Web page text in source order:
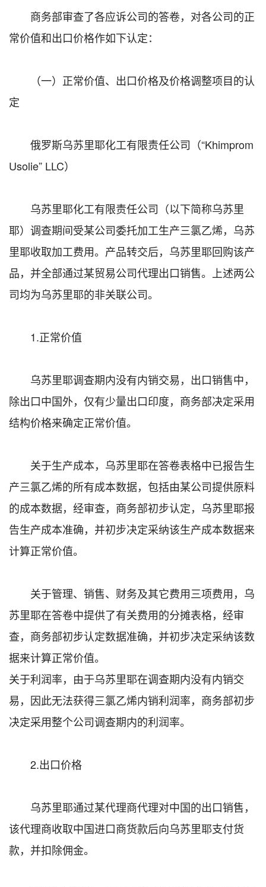
商务部审查了各应诉公司的答卷，对各公司的正
常价值和出口价格作如下认定：
（一）正常价值、出口价格及价格调整项目的认
定
俄罗斯乌苏里耶化工有限责任公司（“Khimprom
Usolie” LLC）
乌苏里耶化工有限责任公司（以下简称乌苏里
耶）调查期间受某公司委托加工生产三氯乙烯，乌苏
里耶收取加工费用。产品转交后，乌苏里耶回购该产
品，并全部通过某贸易公司代理出口销售。上述两公
司均为乌苏里耶的非关联公司。
1.正常价值
乌苏里耶调查期内没有内销交易，出口销售中，
除出口中国外，仅有少量出口印度，商务部决定采用
结构价格来确定正常价值。
关于生产成本，乌苏里耶在答卷表格中已报告生
产三氯乙烯的所有成本数据，包括由某公司提供原料
的成本数据，经审查，商务部初步认定，乌苏里耶报
告生产成本准确，并初步决定采纳该生产成本数据来
计算正常价值。
关于管理、销售、财务及其它费用三项费用，乌
苏里耶在答卷中提供了有关费用的分摊表格，经审
查，商务部初步认定数据准确，并初步决定采纳该数
据来计算正常价值。
关于利润率，由于乌苏里耶在调查期内没有内销交
易，因此无法获得三氯乙烯内销利润率，商务部初步
决定采用整个公司调查期内的利润率。
2.出口价格
乌苏里耶通过某代理商代理对中国的出口销售，
该代理商收取中国进口商货款后向乌苏里耶支付货
款，并扣除佣金。